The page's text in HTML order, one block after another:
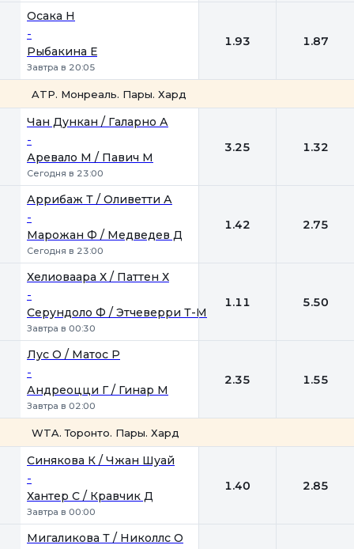
Осака Н
-
Рыбакина Е
Завтра в 20:05
1.93 1.87
ATP. Монреаль. Пары. Хард
Чан Дункан / Галарно А
-
Аревало М / Павич М
Сегодня в 23:00
3.25 1.32
Аррибаж Т / Оливетти А
-
Марожан Ф / Медведев Д
Сегодня в 23:00
1.42 2.75
Хелиоваара Х / Паттен Х
-
Серундоло Ф / Этчеверри Т-М
Завтра в 00:30
1.11 5.50
Лус О / Матос Р
-
Андреоцци Г / Гинар М
Завтра в 02:00
2.35 1.55
WTA. Торонто. Пары. Хард
Синякова К / Чжан Шуай
-
Хантер С / Кравчик Д
Завтра в 00:00
1.40 2.85
Мигаликова Т / Николлс О